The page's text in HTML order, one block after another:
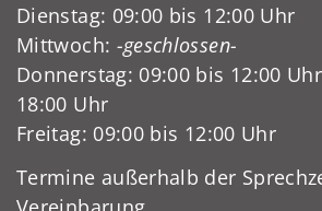
Dienstag: 09:00 bis 12:00 Uhr
Mittwoch: -geschlossen-
Donnerstag: 09:00 bis 12:00
18:00 Uhr
Freitag: 09:00 bis 12:00 Uhr
Termine außerhalb der